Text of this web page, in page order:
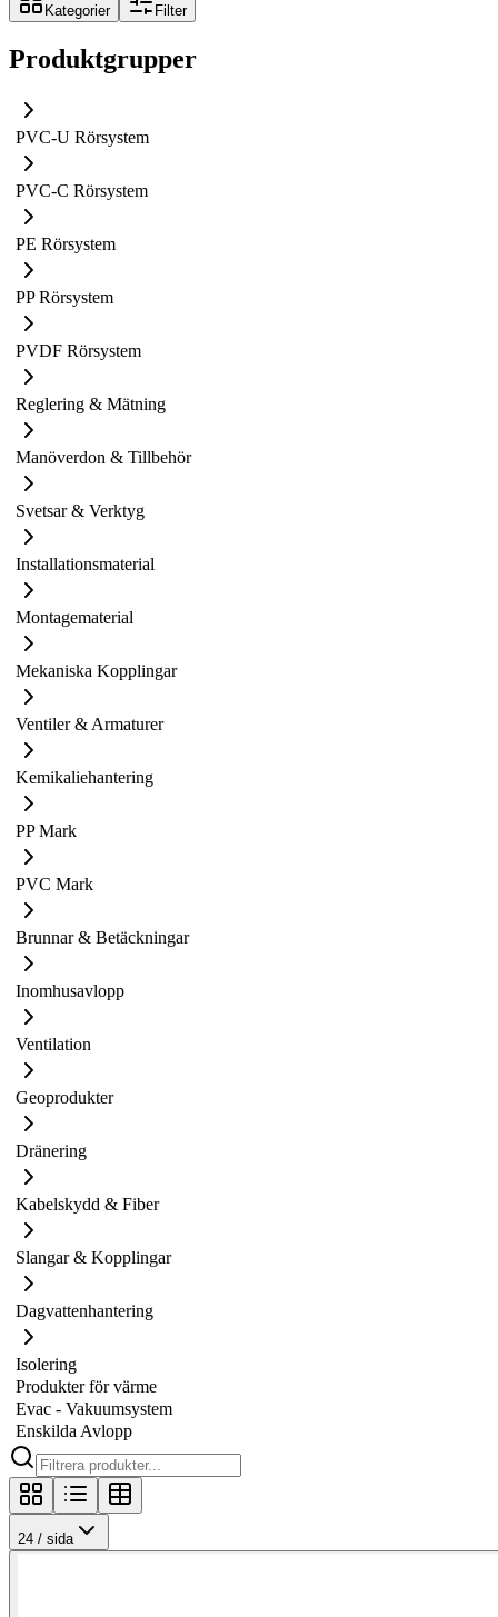
Kategorier Filter
Produktgrupper
PVC-U Rörsystem
PVC-C Rörsystem
PE Rörsystem
PP Rörsystem
PVDF Rörsystem
Reglering & Mätning
Manöverdon & Tillbehör
Svetsar & Verktyg
Installationsmaterial
Montagematerial
Mekaniska Kopplingar
Ventiler & Armaturer
Kemikaliehantering
PP Mark
PVC Mark
Brunnar & Betäckningar
Inomhusavlopp
Ventilation
Geoprodukter
Dränering
Kabelskydd & Fiber
Slangar & Kopplingar
Dagvattenhantering
Isolering
Produkter för värme
Evac - Vakuumsystem
Enskilda Avlopp
24 / sida